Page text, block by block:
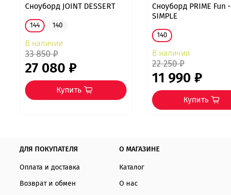
Сноуборд JOINT DESSERT
144 140
В наличии
33 850 ₽
27 080 ₽
Купить
Сноуборд PRIME Fun -
SIMPLE
140
В наличии
22 250 ₽
11 990 ₽
Купить
ДЛЯ ПОКУПАТЕЛЯ
Оплата и доставка
Возврат и обмен
О МАГАЗИНЕ
Каталог
О нас